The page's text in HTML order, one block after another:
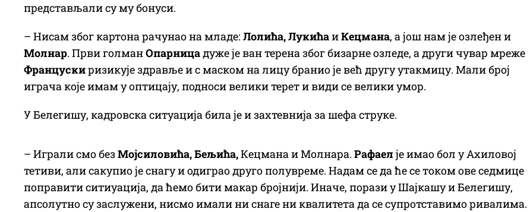
представљали су му бонуси.
– Нисам због картона рачунао на младе: Лолића, ЛукићаиКецмана, а још нам је озлеђен и
Молнар. Први голманОпарницадуже је ван терена због бизарне озледе, а други чувар мреже
Францускиризикује здравље и с маском на лицу бранио је већ другу утакмицу. Мали број
играча које имам у оптицају, подноси велики терет и види се велики умор.
У Белегишу, кадровска ситуација била је и захтевнија за шефа струке.
– Играли смо безМојсиловића, Бељића,Кецмана и Молнара. Рафаелје имао бол у Ахиловој
тетиви, али сакупио је снагу и одиграо друго полувреме. Надам се да ће се током ове седмице
поправити ситиуација, да ћемо бити макар бројнији. Иначе, порази у Шајкашу и Белегишу,
апсолутно су заслужени, нисмо имали ни снаге ни квалитета да се супротставимо ривалима.